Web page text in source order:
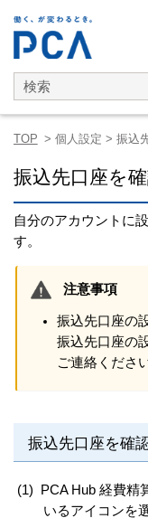
TOP > 個人設定 > 振込
振込先口座を
自分のアカウントに
す。
注意事項
振込先口座の
振込先口座の
ご連絡ください
振込先口座を確
(1)
PCA Hub 経費精
いるアイコンを